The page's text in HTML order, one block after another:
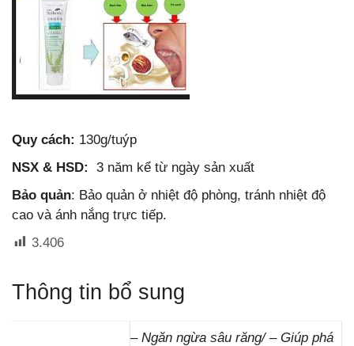
Quy cách: 130g/tuýp
NSX & HSD:
3 năm kể từ ngày sản xuất
Bảo quản: Bảo quản ở nhiệt độ phòng, tránh nhiệt độ
cao và ánh nắng trực tiếp.
3.406
Thông tin bổ sung
– Ngăn ngừa sâu răng/ – Giúp phá